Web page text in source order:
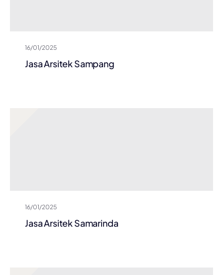
16/01/2025
Jasa Arsitek Sampang
16/01/2025
Jasa Arsitek Samarinda